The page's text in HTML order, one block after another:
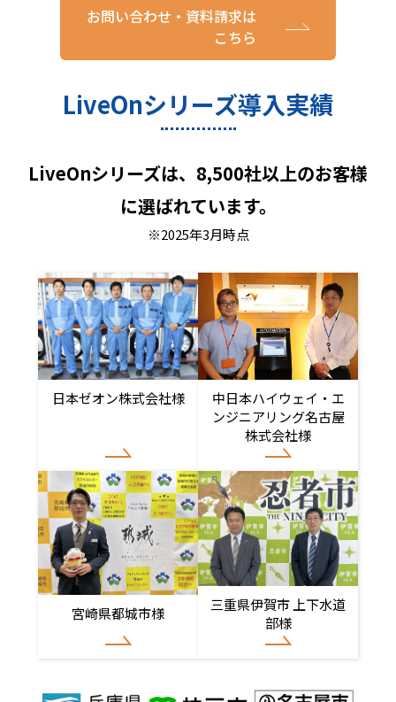
お問い合わせ・資料請求は
こちら
LiveOnシリーズ導入実績
LiveOnシリーズは、8,500社以上のお客様
に選ばれています。
※2025年3月時点
日本ゼオン株式会社様
中日本ハイウェイ・エ
ンジニアリング名古屋
株式会社様
宮崎県都城市様
三重県伊賀市 上下水道
部様